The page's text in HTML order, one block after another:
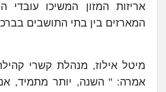
אריזות המזון המשיכו
המארזים בין בתי התושבים
מיטל אילוז, מנהלת קשרי
אמרה: " השנה, יותר מתמיד,